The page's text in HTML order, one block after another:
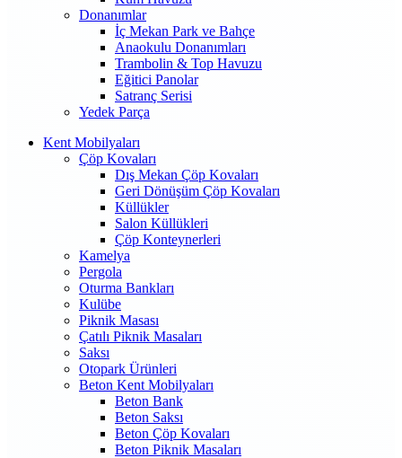
Donanımlar
İç Mekan Park ve Bahçe
Anaokulu Donanımları
Trambolin & Top Havuzu
Eğitici Panolar
Satranç Serisi
Yedek Parça
Kent Mobilyaları
Çöp Kovaları
Dış Mekan Çöp Kovaları
Geri Dönüşüm Çöp Kovaları
Küllükler
Salon Küllükleri
Çöp Konteynerleri
Kamelya
Pergola
Oturma Bankları
Kulübe
Piknik Masası
Çatılı Piknik Masaları
Saksı
Otopark Ürünleri
Beton Kent Mobilyaları
Beton Bank
Beton Saksı
Beton Çöp Kovaları
Beton Piknik Masaları